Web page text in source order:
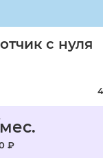
с нуля
₽